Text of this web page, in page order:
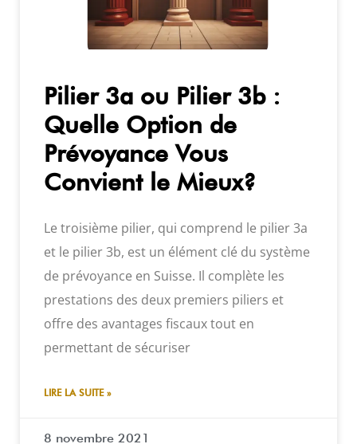
Pilier 3a ou Pilier 3b :
Quelle Option de
Prévoyance Vous
Convient le Mieux?
Le troisième pilier, qui comprend le pilier 3a
et le pilier 3b, est un élément clé du système
de prévoyance en Suisse. Il complète les
prestations des deux premiers piliers et
offre des avantages fiscaux tout en
permettant de sécuriser
LIRE LA SUITE »
8 novembre 2021